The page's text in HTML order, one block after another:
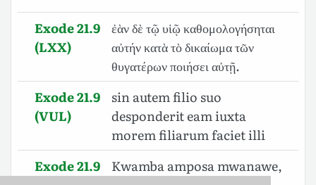
Exode 21.9
(LXX)
ἐὰν δὲ τῷ υἱῷ καθομολογήσηται
αὐτήν κατὰ τὸ δικαίωμα τῶν
θυγατέρων ποιήσει αὐτῇ.
Exode 21.9
(VUL)
sin autem filio suo
desponderit eam iuxta
morem filiarum faciet illi
Exode 21.9
Kwamba amposa mwanawe,